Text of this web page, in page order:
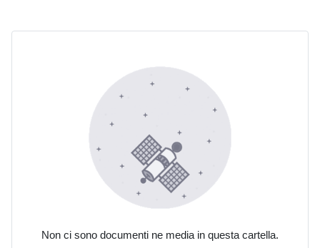
Non ci sono documenti ne media in questa cartella.